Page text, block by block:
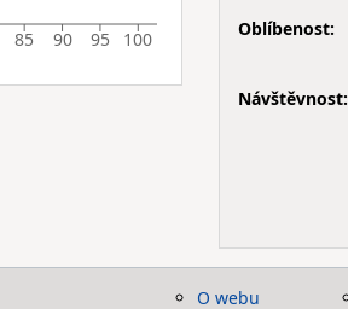
85 90 95 100
Oblíbenost:
Návštěvnost:
O webu